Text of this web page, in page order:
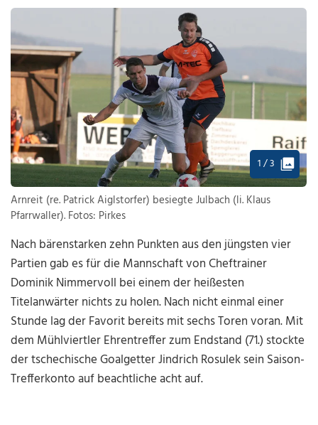
1 / 3
Arnreit (re. Patrick Aiglstorfer) besiegte Julbach (li. Klaus
Pfarrwaller). Fotos: Pirkes
Nach bärenstarken zehn Punkten aus den jüngsten vier
Partien gab es für die Mannschaft von Cheftrainer
Dominik Nimmervoll bei einem der heißesten
Titelanwärter nichts zu holen. Nach nicht einmal einer
Stunde lag der Favorit bereits mit sechs Toren voran. Mit
dem Mühlviertler Ehrentreffer zum Endstand (71.) stockte
der tschechische Goalgetter Jindrich Rosulek sein Saison-
Trefferkonto auf beachtliche acht auf.